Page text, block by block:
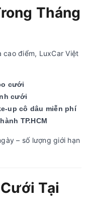
Tháng
điểm, LuxCar Việt
cưới
cưới
up cô dâu miễn phí
TP.HCM
– số lượng giới hạn
Tại